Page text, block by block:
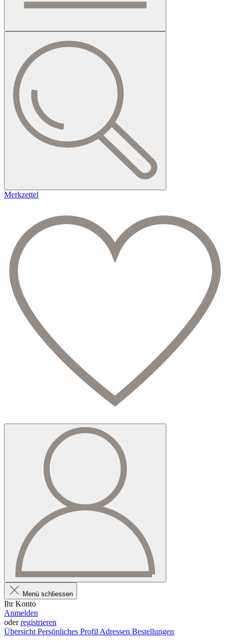
Merkzettel
Menü schliessen
Ihr Konto
Anmelden
oderregistrieren
Übersicht Persönliches Profil Adressen Bestellungen